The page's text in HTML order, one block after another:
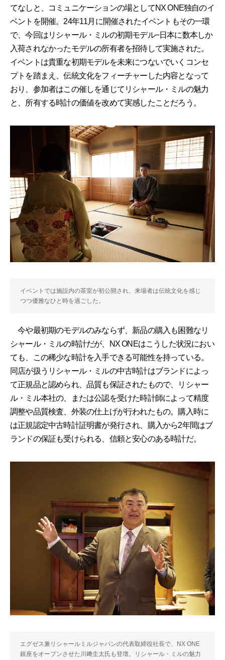
てなしと、コミュニケーションの場としてNX ONE独自のイ
ベントを開催。24年11月に開催されたイベントもその一環
で、今回はリシャール・ミルの初期モデル−日本に数本しか
入荷されなかったモデルの所有者を招待して実施された。
イベントは貴重な初期モデルを未来につないでいくコンセ
プトを踏まえ、伝統文化をフィーチャーした内容となって
おり、参加者はこの催しを通じてリシャール・ミルの魅力
と、所有する時計の価値を改めて実感したことだろう。
イベントでは施設内の茶室が初公開され、来場者は伝統文化を感じ
つつ優雅なひと時を過ごした。
今や最初期のモデルのみならず、新品の購入も困難なリ
シャール・ミルの時計だが、NX ONEはこうした状況におい
ても、この稀少な時計を入手できる可能性を持っている。
同店が扱うリシャール・ミルの中古時計はブランドによっ
て正規品と認められ、品質も保証されたもので、リシャー
ル・ミル本社の、または公認を受けた時計師によって精度
調整や品質検査、外装の仕上げが行われたもの。購入時に
は正規認定中古時計証明書が発行され、購入から2年間はブ
ランドの保証も受けられる、信頼と安心のある時計だ。
エグゼス兼リシャールミルジャパンの代表取締役社長で、NX ONE
銀座をオープンさせた川﨑圭太氏も登壇。リシャール・ミルの魅力